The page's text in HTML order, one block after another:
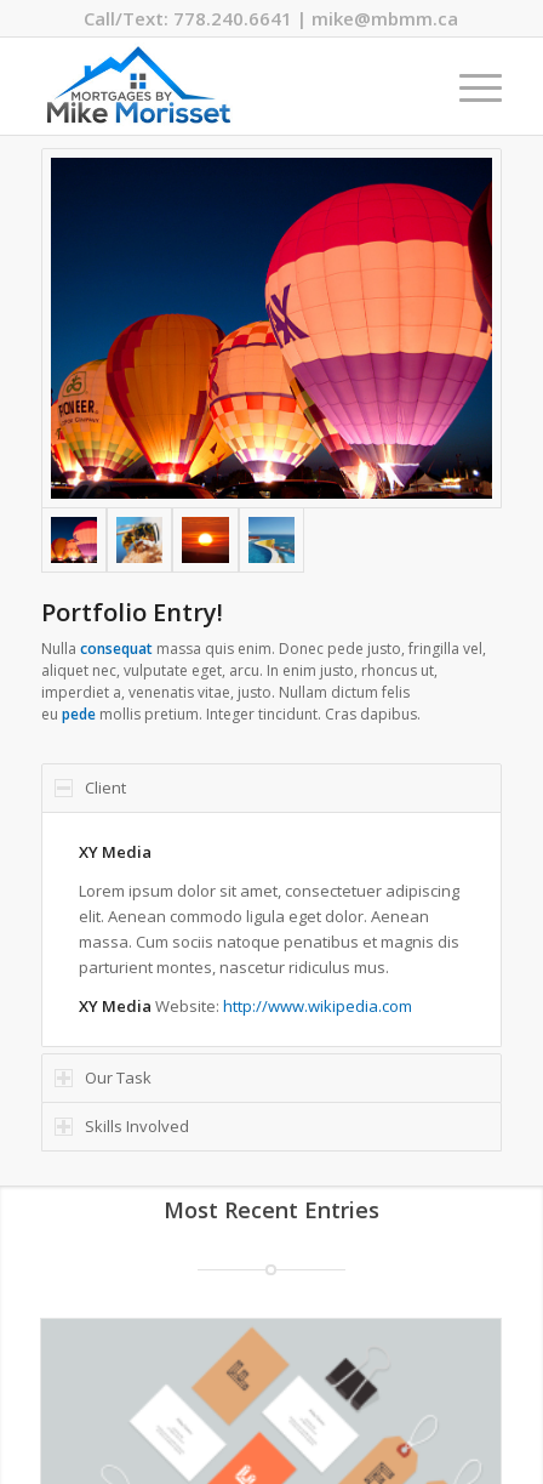
Call/Text: 778.240.6641 | mike@mbmm.ca
Portfolio Entry!
Nulla consequatmassa quis enim. Donec pede justo, fringilla vel,
aliquet nec, vulputate eget, arcu. In enim justo, rhoncus ut,
imperdiet a, venenatis vitae, justo. Nullam dictum felis
eu pedemollis pretium. Integer tincidunt. Cras dapibus.
Client
XY Media
Lorem ipsum dolor sit amet, consectetuer adipiscing
elit. Aenean commodo ligula eget dolor. Aenean
massa. Cum sociis natoque penatibus et magnis dis
parturient montes, nascetur ridiculus mus.
XY Media Website: http://www.wikipedia.com
Our Task
Skills Involved
Most Recent Entries